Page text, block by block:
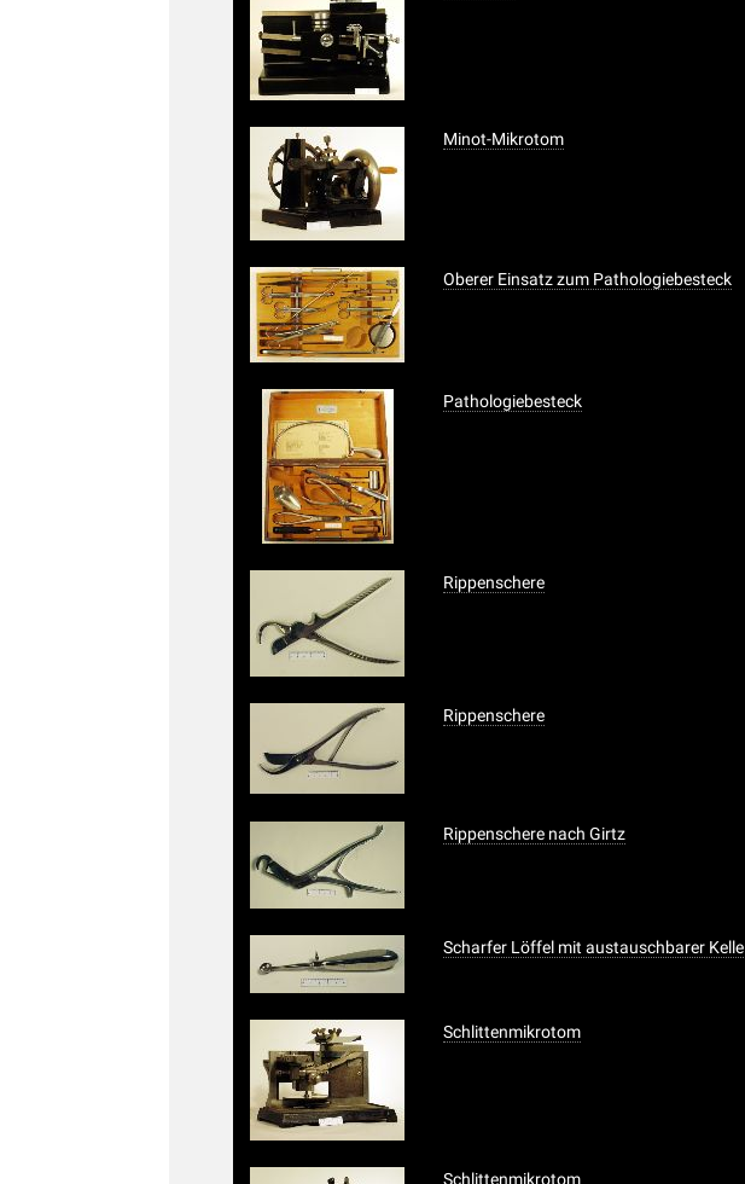
Minot-Mikrotom
Oberer Einsatz zum Pathologiebesteck
Pathologiebesteck
Rippenschere
Rippenschere
Rippenschere nach Girtz
Scharfer Löffel mit austauschbarer Kelle
Schlittenmikrotom
Schlittenmikrotom